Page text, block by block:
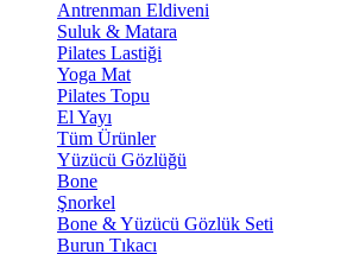
Antrenman Eldiveni
Suluk & Matara
Pilates Lastiği
Yoga Mat
Pilates Topu
El Yayı
Tüm Ürünler
Yüzücü Gözlüğü
Bone
Şnorkel
Bone & Yüzücü Gözlük Seti
Burun Tıkacı